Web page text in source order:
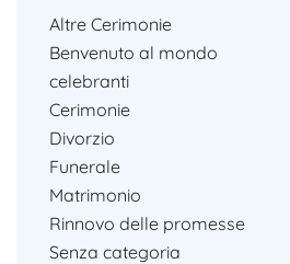
Altre Cerimonie
Benvenuto al mondo
celebranti
Cerimonie
Divorzio
Funerale
Matrimonio
Rinnovo delle promesse
Senza categoria